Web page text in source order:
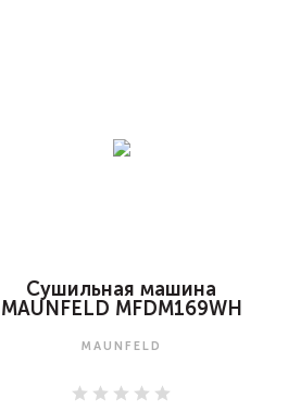
Сушильная машина
MAUNFELD MFDM169WH
MAUNFELD